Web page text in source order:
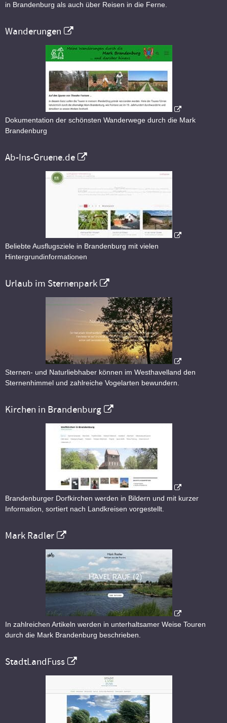
in Brandenburg als auch über Reisen in die Ferne.
Wanderungen
Dokumentation der schönsten Wanderwege durch die Mark
Brandenburg
Ab-Ins-Gruene.de
Beliebte Ausflugsziele in Brandenburg mit vielen
Hintergrundinformationen
Urlaub im Sternenpark
Sternen- und Naturliebhaber können im Westhavelland den
Sternenhimmel und zahlreiche Vogelarten bewundern.
Kirchen in Brandenburg
Brandenburger Dorfkirchen werden in Bildern und mit kurzer
Information, sortiert nach Landkreisen vorgestellt.
Mark Radler
In zahlreichen Artikeln werden in unterhaltsamer Weise Touren
durch die Mark Brandenburg beschrieben.
StadtLandFuss